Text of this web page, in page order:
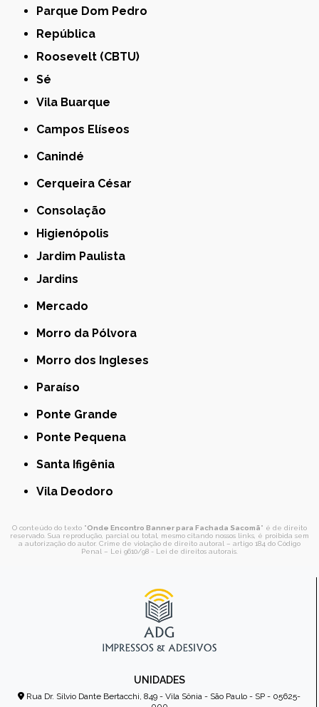
Parque Dom Pedro
República
Roosevelt (CBTU)
Sé
Vila Buarque
Campos Elíseos
Canindé
Cerqueira César
Consolação
Higienópolis
Jardim Paulista
Jardins
Mercado
Morro da Pólvora
Morro dos Ingleses
Paraíso
Ponte Grande
Ponte Pequena
Santa Ifigênia
Vila Deodoro
O conteúdo do texto "Onde Encontro Banner para Fachada Sacomã" é de direito
reservado. Sua reprodução, parcial ou total, mesmo citando nossos links, é proibida sem
a autorização do autor. Crime de violação de direito autoral – artigo 184 do Código
Penal – Lei 9610/98 - Lei de direitos autorais.
UNIDADES
Rua Dr. Sílvio Dante Bertacchi, 849 - Vila Sônia - São Paulo - SP - 05625-